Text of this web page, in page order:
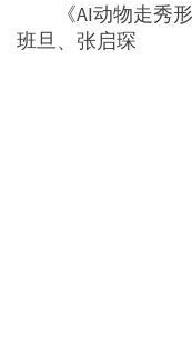
《AI动物走秀形
班旦、张启琛